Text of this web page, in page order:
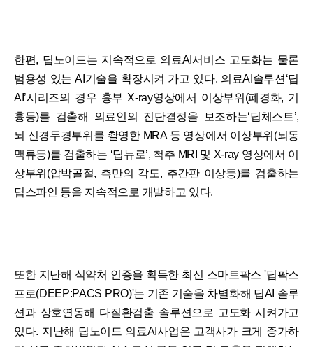
한편, 딥노이드는 지속적으로 의료AI서비스 고도화는 물론
범용성 있는 AI기술을 확장시켜 가고 있다. 의료AI솔루션‘딥
AI’시리즈의 경우 흉부 X-ray영상에서 이상부위(폐경화, 기
흉등)를 검출해 의료인의 진단결정을 보조하는‘딥체스트’,
뇌 신경두경부위를 촬영한 MRA 등 영상에서 이상부위(뇌동
맥류등)를 검출하는 ‘딥뉴로’, 척추 MRI 및 X-ray 영상에서 이
상부위(압박골절, 측만의 각도, 추간판 이상등)를 검출하는
딥스파인 등을 지속적으로 개발하고 있다.
또한 지난해 식약처 인증을 획득한 최신 스마트팍스 '딥팍스
프로(DEEP:PACS PRO)'는 기존 기술을 차별화해 딥AI 솔루
션과 상호연동해 다질환검출 솔루션으로 고도화 시켜가고
있다. 지난해 딥노이드 의료AI사업은 고객사가 크게 증가하